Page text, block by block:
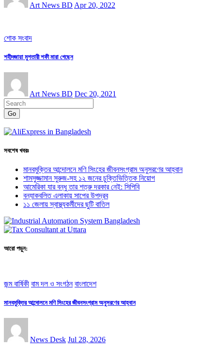
Art News BD Apr 20, 2022
শোক সংবাদ
শহীদজায়া মুশতারী শফী মারা গেছেন
Art News BD Dec 20, 2021
Go
সবশেষ খবরঃ
মানবমুক্তির আন্দোলনে মণি সিংহের জীবনসংগ্রাম অনুসরণের আহ্বান
শামসুজ্জামান সুরুজ-সহ ১২ জনের চুক্তিভিত্তিক নিয়োগ
আমেরিকা যার বন্ধু তার শত্রু দরকার নেই: সিপিবি
বন্যাকবলিত এলাকায় সাপের উপদ্রব
১১ জেলায় স্বাস্থ্যকর্মীদের ছুটি বাতিল
আরো পড়ুন:
জন্ম বার্ষিকী বাম দল ও সংগঠন বাংলাদেশ
মানবমুক্তির আন্দোলনে মণি সিংহের জীবনসংগ্রাম অনুসরণের আহ্বান
News Desk Jul 28, 2026